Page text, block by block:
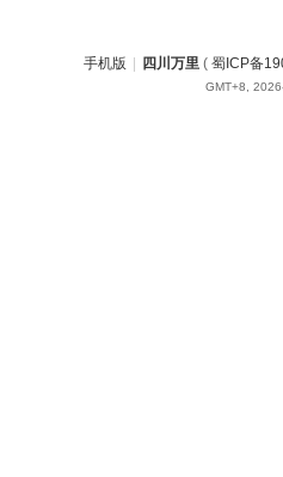
手机版 四川万里( 蜀ICP备
GMT+8,